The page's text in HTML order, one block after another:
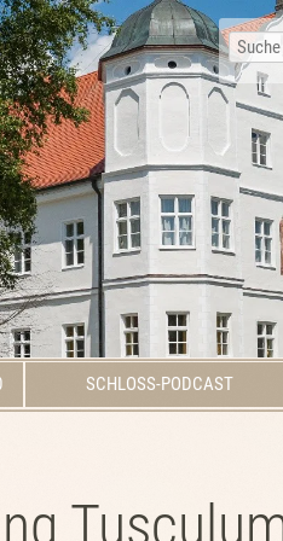
SCHLOSS-PODCAST